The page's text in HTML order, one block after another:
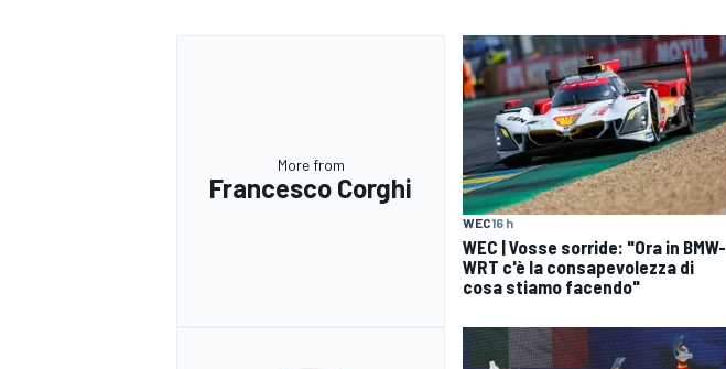
More from
Francesco Corghi
WEC16 h
WEC | Vosse sorride: "Ora in BMW-
WRT c'è la consapevolezza di
cosa stiamo facendo"